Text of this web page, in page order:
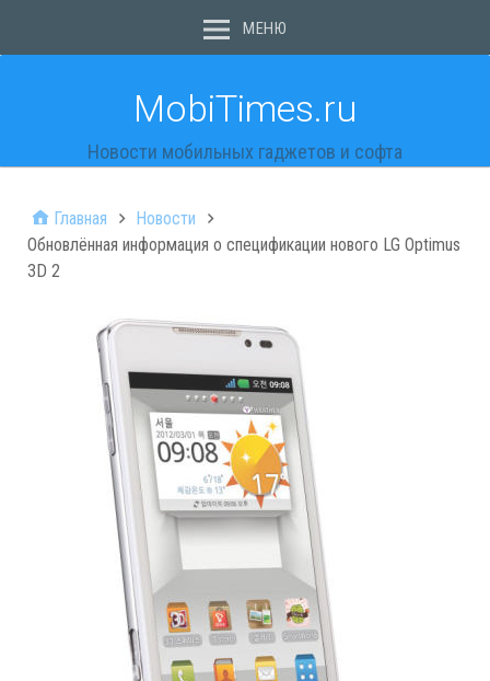
МЕНЮ
MobiTimes.ru
Новости мобильных гаджетов и софта
Главная
Новости
Обновлённая информация о спецификации нового LG Optimus
3D 2